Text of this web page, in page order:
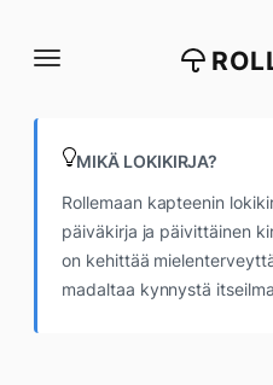
suoraan
MIKÄ LOKIKIRJA?
Rollemaan kapteenin
päiväkirja ja päivittäinen
on kehittää
madaltaa kynnystä